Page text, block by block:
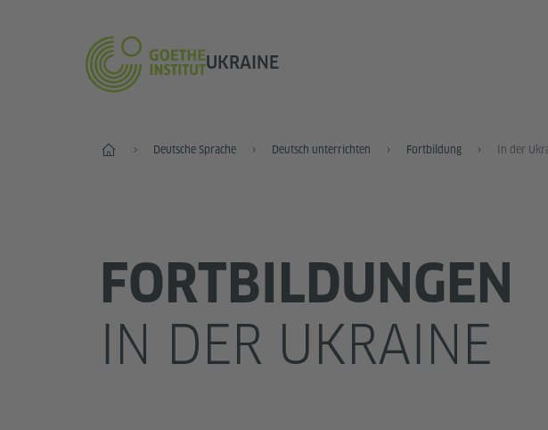
UKRAINE
Start Deutsche Sprache Deutsch unterrichten Fortbildung In der
FORTBILDUNGEN
IN DER UKRAINE